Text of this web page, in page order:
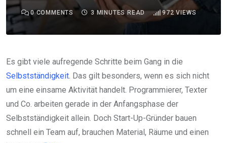
0COMMENTS 3 MINUTES READ 972 VIEWS
Es gibt viele aufregende Schritte beim Gang in die
Selbstständigkeit. Das gilt besonders, wenn es sich nicht
um eine einsame Aktivität handelt. Programmierer, Texter
und Co. arbeiten gerade in der Anfangsphase der
Selbstständigkeit allein. Doch Start-Up-Gründer bauen
schnell ein Team auf, brauchen Material, Räume und einen